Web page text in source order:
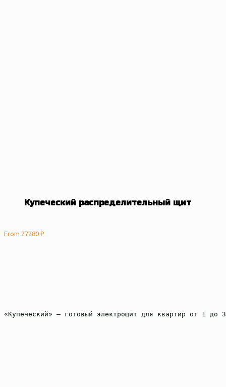
	Купеческий распределительный щит
From 27280 ₽
«Купеческий» — готовый электрощит для квартир от 1 до